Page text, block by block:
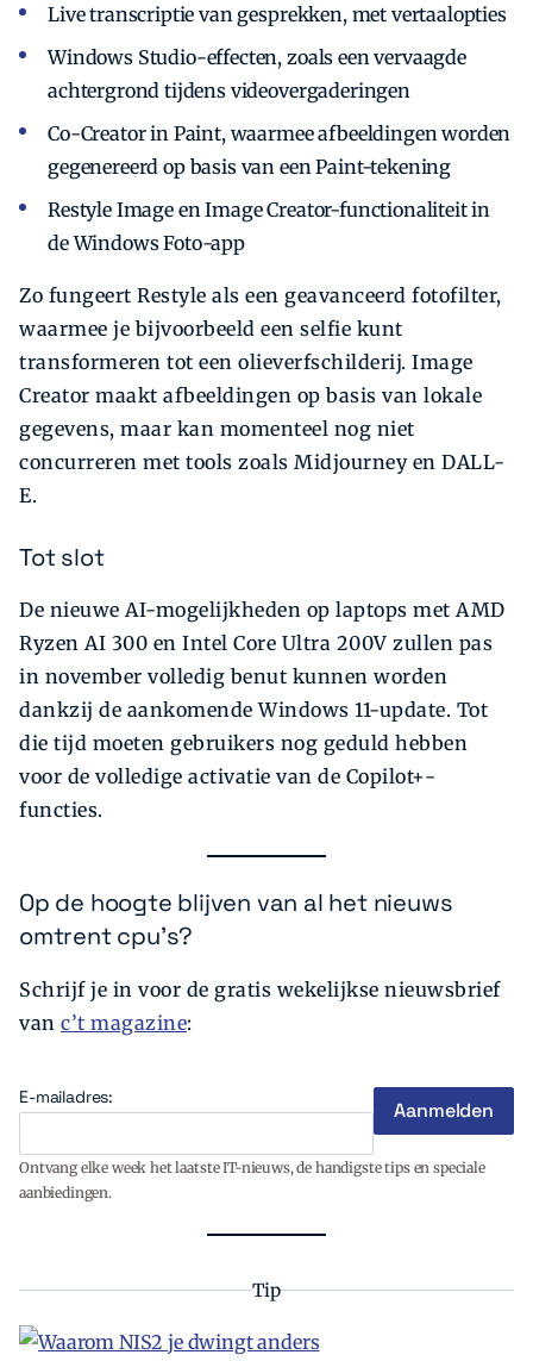
Live transcriptie van gesprekken, met vertaalopties
Windows Studio-effecten, zoals een vervaagde
achtergrond tijdens videovergaderingen
Co-Creator in Paint, waarmee afbeeldingen worden
gegenereerd op basis van een Paint-tekening
Restyle Image en Image Creator-functionaliteit in
de Windows Foto-app
Zo fungeert Restyle als een geavanceerd fotofilter,
waarmee je bijvoorbeeld een selfie kunt
transformeren tot een olieverfschilderij. Image
Creator maakt afbeeldingen op basis van lokale
gegevens, maar kan momenteel nog niet
concurreren met tools zoals Midjourney en DALL-
E.
Tot slot
De nieuwe AI-mogelijkheden op laptops met AMD
Ryzen AI 300 en Intel Core Ultra 200V zullen pas
in november volledig benut kunnen worden
dankzij de aankomende Windows 11-update. Tot
die tijd moeten gebruikers nog geduld hebben
voor de volledige activatie van de Copilot+-
functies.
Op de hoogte blijven van al het nieuws
omtrent cpu's?
Schrijf je in voor de gratis wekelijkse nieuwsbrief
van c’t magazine:
E-mailadres:
Ontvang elke week het laatste IT-nieuws, de handigste tips en speciale
aanbiedingen.
Tip